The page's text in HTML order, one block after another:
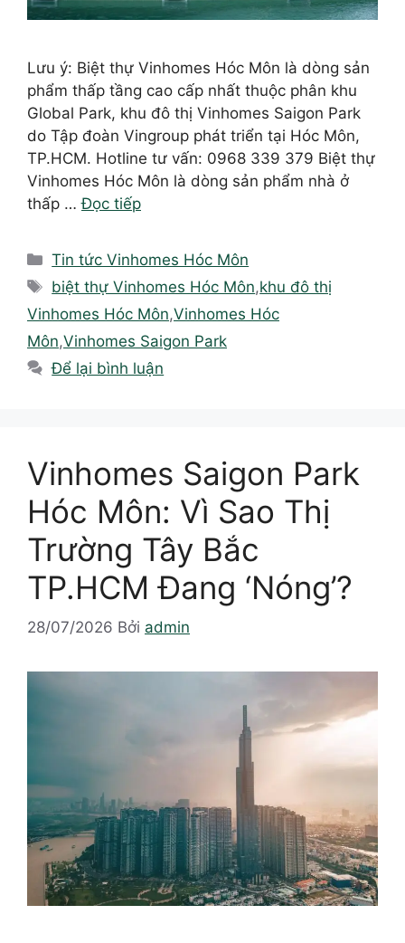
Lưu ý: Biệt thự Vinhomes Hóc Môn là dòng sản
phẩm thấp tầng cao cấp nhất thuộc phân khu
Global Park, khu đô thị Vinhomes Saigon Park
do Tập đoàn Vingroup phát triển tại Hóc Môn,
TP.HCM. Hotline tư vấn: 0968 339 379 Biệt thự
Vinhomes Hóc Môn là dòng sản phẩm nhà ở
thấp …Đọc tiếp
Danh
mục
Tin tức Vinhomes Hóc Môn
Thẻ
biệt thự Vinhomes Hóc Môn,khu đô thị
Vinhomes Hóc Môn,Vinhomes Hóc
Môn,Vinhomes Saigon Park
Để lại bình luận
Vinhomes Saigon Park
Hóc Môn: Vì Sao Thị
Trường Tây Bắc
TP.HCM Đang ‘Nóng’?
28/07/2026 Bởi admin